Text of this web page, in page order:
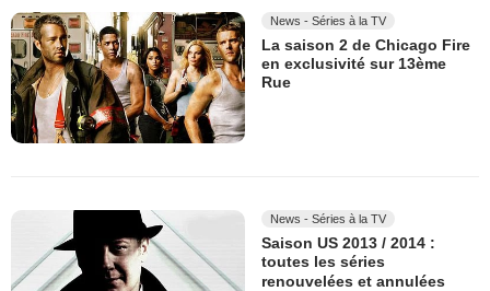
News - Séries à la TV
La saison 2 de Chicago Fire
en exclusivité sur 13ème
Rue
News - Séries à la TV
Saison US 2013 / 2014 :
toutes les séries
renouvelées et annulées